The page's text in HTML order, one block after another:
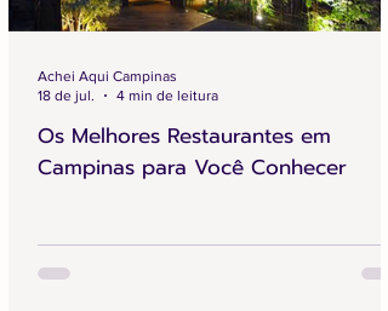
Os Melhores Restaurantes em
Campinas para Você Conhecer
Achei Aqui Campinas
18 de jul.
4 min de leitura